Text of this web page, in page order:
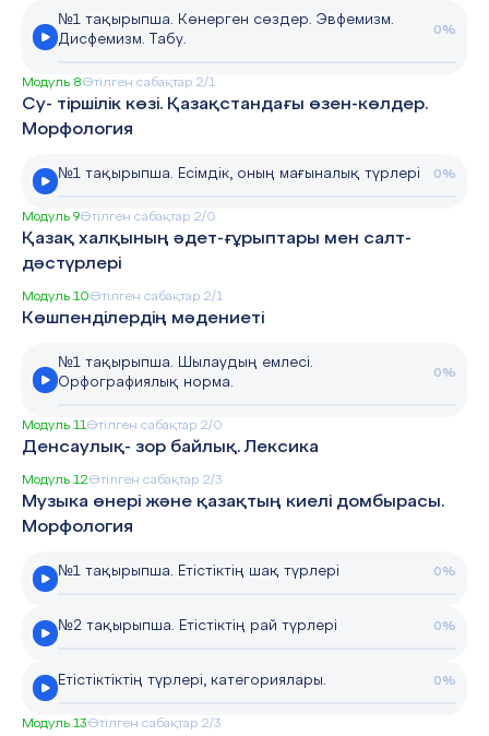
№1 тақырыпша. Көнерген сөздер. Эвфемизм.
Дисфемизм. Табу.
0%
Модуль 8Өтілген сабақтар 2/1
Су- тіршілік көзі. Қазақстандағы өзен-көлдер.
Морфология
№1 тақырыпша. Есімдік, оның мағыналық түрлері 0%
Модуль 9Өтілген сабақтар 2/0
Қазақ халқының әдет-ғұрыптары мен салт-
дәстүрлері
Модуль 10Өтілген сабақтар 2/1
Көшпенділердің мәдениеті
№1 тақырыпша. Шылаудың емлесі.
Орфографиялық норма.
0%
Модуль 11Өтілген сабақтар 2/0
Денсаулық- зор байлық. Лексика
Модуль 12Өтілген сабақтар 2/3
Музыка өнері және қазақтың киелі домбырасы.
Морфология
№1 тақырыпша. Етістіктің шақ түрлері 0%
№2 тақырыпша. Етістіктің рай түрлері 0%
Етістіктіктің түрлері, категориялары. 0%
Модуль 13Өтілген сабақтар 2/3